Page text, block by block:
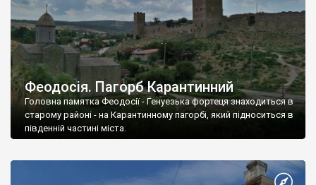
Феодосія. Пагорб Карантинний
Головна памятка Феодосії - Генуезька фортеця знаходиться в
старому районі - на Карантинному пагорбі, який підноситься в
південній частині міста.